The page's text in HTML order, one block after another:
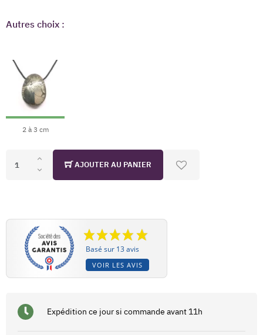
Autres choix :
2 à 3 cm
AJOUTER AU PANIER
Basé sur 13 avis
VOIR LES AVIS
Expédition ce jour si commande avant 11h